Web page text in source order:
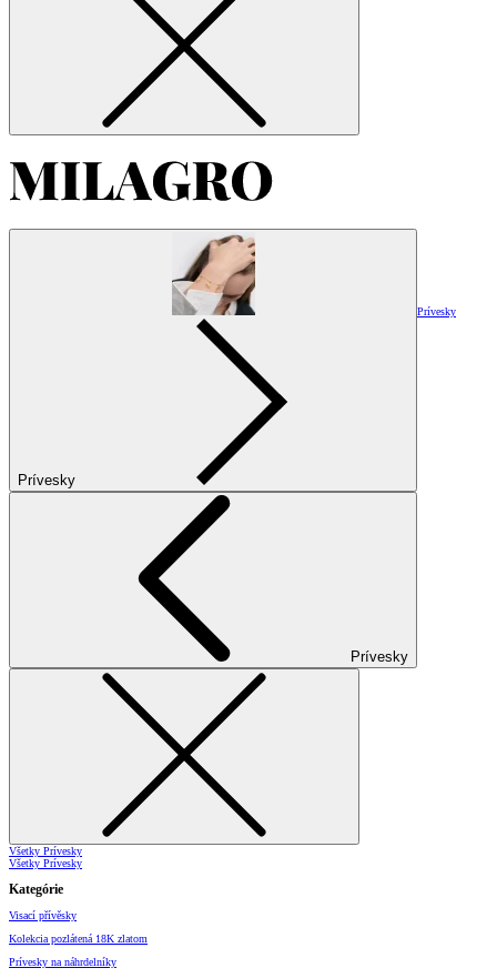
Prívesky
Prívesky
Prívesky
Všetky Prívesky
Všetky Prívesky
Kategórie
Visací přívěsky
Kolekcia pozlátená 18K zlatom
Prívesky na náhrdelníky